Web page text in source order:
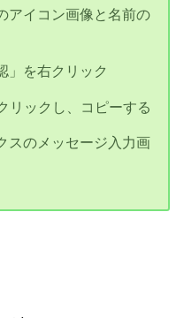
アイコン画像と名前の
」を右クリック
リックし、コピーする
スのメッセージ入力画